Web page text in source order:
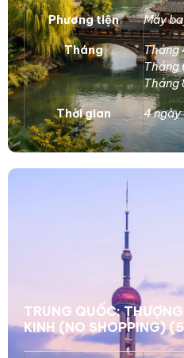
Phương tiện Máy
Tháng Tháng
Tháng
Tháng
Thời gian 4 ngày
TRUNG QUỐC:
KINH (NO SHOPPING)